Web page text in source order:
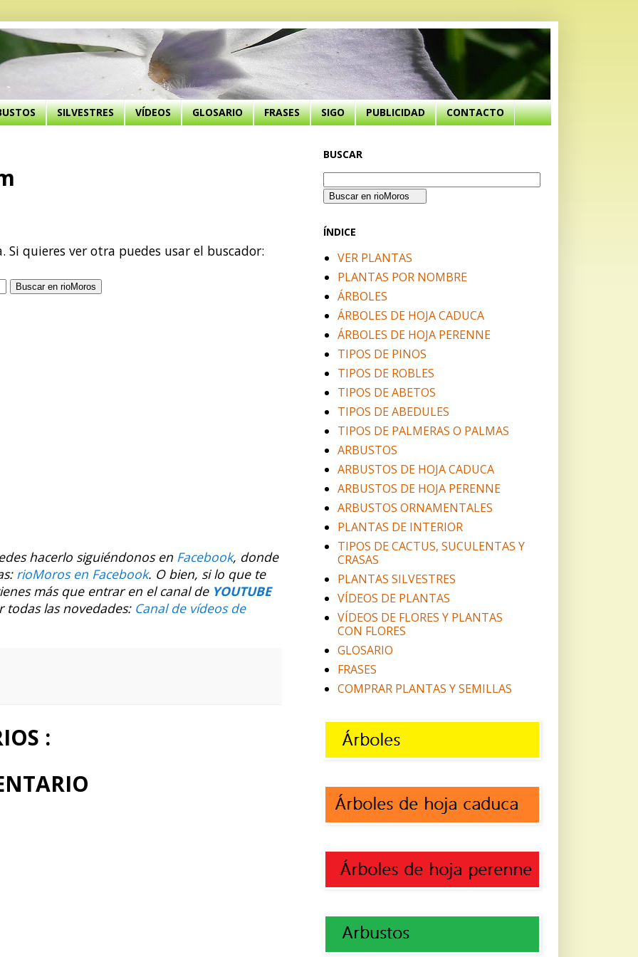
SILVESTRES VÍDEOS GLOSARIO FRASES SIGO PUBLICIDAD CONTACTO
quieres ver otra puedes usar el buscador:
hacerlo siguiéndonos en Facebook, donde
rioMoros en Facebook. O bien, si lo que te
más que entrar en el canal de YOUTUBE
todas las novedades: Canal de vídeos de
:
BUSCAR
ÍNDICE
VER PLANTAS
PLANTAS POR NOMBRE
ÁRBOLES
ÁRBOLES DE HOJA CADUCA
ÁRBOLES DE HOJA PERENNE
TIPOS DE PINOS
TIPOS DE ROBLES
TIPOS DE ABETOS
TIPOS DE ABEDULES
TIPOS DE PALMERAS O PALMAS
ARBUSTOS
ARBUSTOS DE HOJA CADUCA
ARBUSTOS DE HOJA PERENNE
ARBUSTOS ORNAMENTALES
PLANTAS DE INTERIOR
TIPOS DE CACTUS, SUCULENTAS Y
CRASAS
PLANTAS SILVESTRES
VÍDEOS DE PLANTAS
VÍDEOS DE FLORES Y PLANTAS
CON FLORES
GLOSARIO
FRASES
COMPRAR PLANTAS Y SEMILLAS